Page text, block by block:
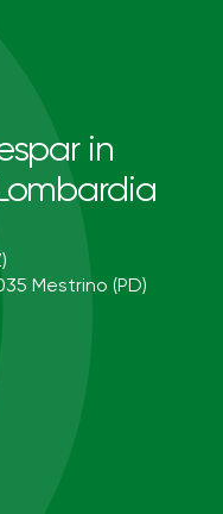
in
Mestrino (PD)